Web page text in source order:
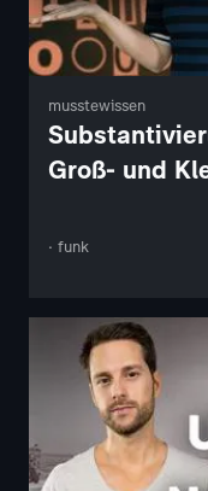
musstewissen
Groß- und
· funk